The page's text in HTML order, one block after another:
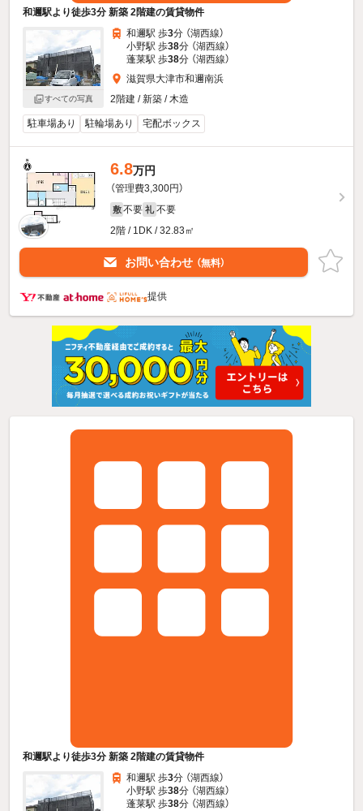
和邇駅より徒歩3分 新築 2階建の賃貸物件
すべての写真
和邇駅 歩3分 （湖西線）
小野駅 歩38分 （湖西線）
蓬莱駅 歩38分 （湖西線）
滋賀県大津市和邇南浜
2階建 / 新築 / 木造
駐車場あり 駐輪場あり 宅配ボックス
6.8万円
（管理費3,300円）
敷 不要 礼 不要
2階 / 1DK / 32.83㎡
お問い合わせ （無料）
提供
和邇駅より徒歩3分 新築 2階建の賃貸物件
和邇駅 歩3分 （湖西線）
小野駅 歩38分 （湖西線）
蓬莱駅 歩38分 （湖西線）